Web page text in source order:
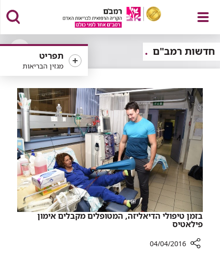
פתח
תפריט
תפריט
מגזין הבריאות
חדשות רמב"ם
של
רכיב
סינון
בזמן טיפולי הדיאליזה, המטופלים מקבלים אימון
פילאטיס
04/04/2016